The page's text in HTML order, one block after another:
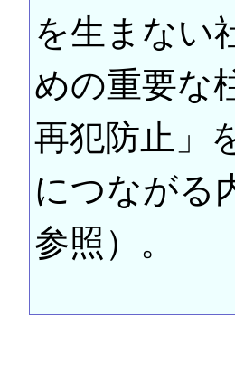
を生まない
めの重要な
再犯防止」
につながる
参照）。